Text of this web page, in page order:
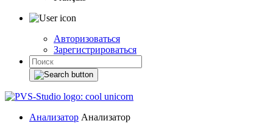
Авторизоваться
Зарегистрироваться
Анализатор Анализатор